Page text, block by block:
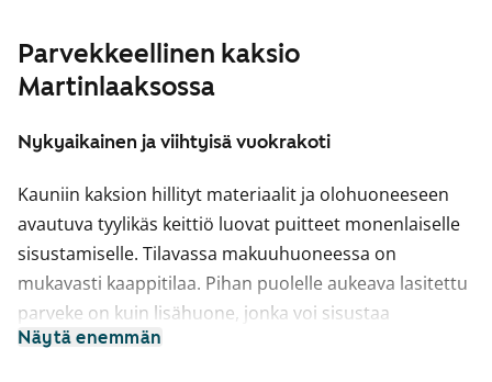
Parvekkeellinen kaksio
Martinlaaksossa
Nykyaikainen ja viihtyisä vuokrakoti
Kauniin kaksion hillityt materiaalit ja olohuoneeseen
avautuva tyylikäs keittiö luovat puitteet monenlaiselle
sisustamiselle. Tilavassa makuuhuoneessa on
mukavasti kaappitilaa. Pihan puolelle aukeava lasitettu
parveke on kuin lisähuone, jonka voi sisustaa
viihtyisäksi kesäkeitaaksi.
Näytä enemmän